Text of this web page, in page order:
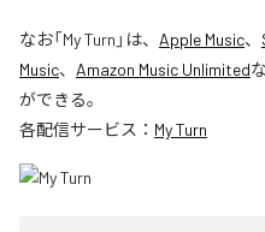
なお「My Turn 」は、 Apple Music、
Music、 Amazon Music Unlimited
ができる。
各配信サービス： My Turn